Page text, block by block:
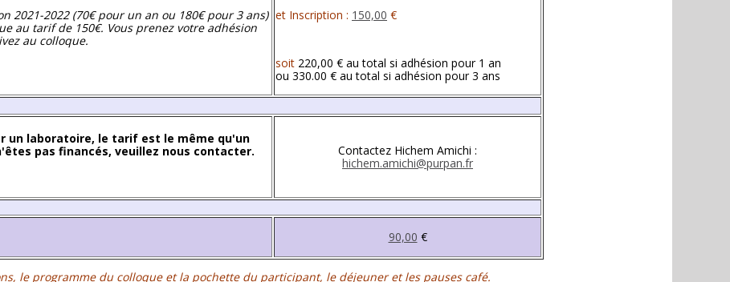
2021-2022 (70€ pour un an ou 180€ pour 3 ans)
au tarif de 150€. Vous prenez votre adhésion
au colloque.
et Inscription : 150,00 €
soit 220,00 € au total si adhésion pour 1 an
ou 330.00 € au total si adhésion pour 3 ans
un laboratoire, le tarif est le même qu'un
pas financés, veuillez nous contacter.
Contactez Hichem Amichi :
hichem.amichi@purpan.fr
90,00 €
le programme du colloque et la pochette du participant, le déjeuner et les pauses café.